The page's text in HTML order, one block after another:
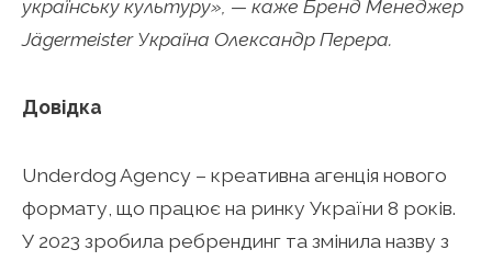
українську культуру», — каже Бренд Менеджер
Jägermeister Україна Олександр Перера.
Довідка
Underdog Agency – креативна агенція нового
формату, що працює на ринку України 8 років.
У 2023 зробила ребрендинг та змінила назву з